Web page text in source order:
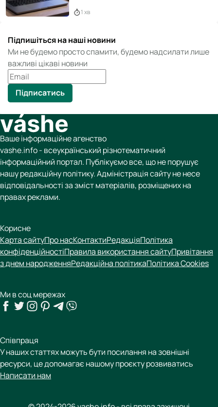
1 хв
Підпишіться на наші новини
Ми не будемо просто спамити, будемо надсилати лише
важливі цікаві новини
Підписатись
Ваше інформаційне агенство
vashe.info - всеукраїнський різнотематичний
інформаційний портал. Публікуємо все, що не порушує
нашу редакційну політику. Адміністрація сайту не несе
відповідальності за зміст матеріалів, розміщених на
правах реклами.
Корисне
Карта сайтуПро насКонтактиРедакціяПолітика
конфіденційностіПравила використання сайтуПривітання
з днем народженняРедакційна політикаПолітика Cookies
Ми в соц мережах
Співпраця
У наших статтях можуть бути посилання на зовнішні
ресурси, це допомагає нашому проєкту розвиватись
Написати нам